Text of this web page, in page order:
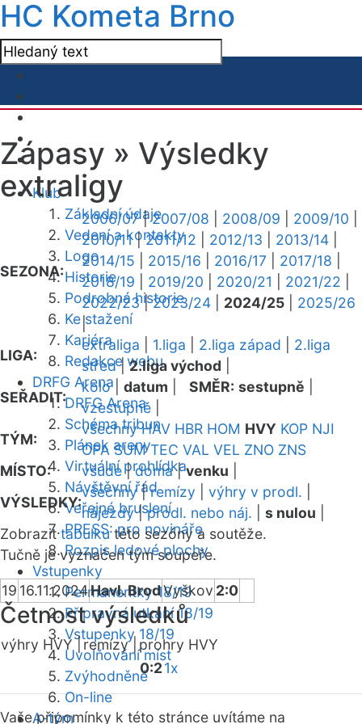
HC Kometa Brno
Klub
Základní údaje
Vedení a kontakty
Logo
Historie
Podrobná historie
Ke stažení
Kariéra
Redakce webu
DRFG Arena
DRFG Arena
Schéma tribun
Plánek areny
Virtuální prohlídka
Návštěvní řád
Veřejné bruslení
PRESS: pro novináře
Rozpis ledové plochy
Vstupenky
Permanentky 18/19
Přípravná utkání 18/19
Vstupenky 18/19
Uvolňování míst
Zvýhodněné
On-line
A-tým
Zápasy » Výsledky
extraligy
SEZONA:
2006/07|2007/08 2008/09 2009/10
2010/11|2011/12 2012/13 2013/14
2014/15
2015/16 2016/17 2017/18
2018/19
2019/20 2020/21 2021/22
2022/23|2023/24 2024/25
2025/26
|
LIGA:
extraliga 1.liga 2.liga západ
2.liga
střed|2.liga východ
SEŘADIT:
kolo| datum SMĚR: sestupně
vzestupně
TÝM:
všechny HAV HBR HOM HVY KOP NJI
OPA SUM TEC VAL VEL ZNO ZNS
MÍSTO:
všude|doma|venku
VÝSLEDKY:
všechny|remízy výhry v prodl.
nájezdy|prodl. nebo náj. s nulou
Zobrazittabulkutéto sezóny a soutěže.
Tučně je vyznačen tým soupeře.
19 16.11.2024Havl. BrodVyškov 2:0
Četnost výsledků
výhry HVY | remízy | prohry HVY
0:21x
Vaše připomínky k této stránce uvítáme na